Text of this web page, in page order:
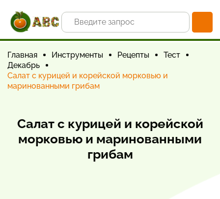
Главная Инструменты Рецепты
Тест
Декабрь
Салат с курицей и корейской морковью и
маринованными грибам
Салат с курицей и корейской
морковью и маринованными
грибам